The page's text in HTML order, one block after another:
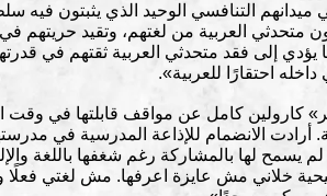
ميدانهم التنافسي الوحيد الذي يثبتون فيه
متحدثي العربية من لغتهم، وتقيد حريتهم في
إلى فقد متحدثي العربية ثقتهم في
احتقارًا للعربية».
كامل عن مواقف قابلتها في وقت
أرادت الانضمام للإذاعة المدرسية في
لم يسمح لها بالمشاركة رغم شغفها باللغة
خلاني مش عايزة اعرفها. مش لغتي